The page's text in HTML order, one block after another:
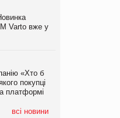
Varto вже у
«Хто б
покупці
платформі
всі новини
у
Paw
купує
374 магазини
дзвінки